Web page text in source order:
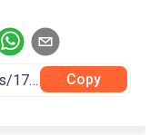
Copy